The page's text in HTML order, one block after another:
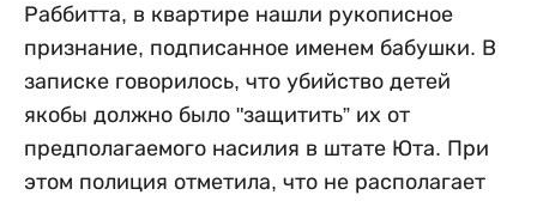
Раббитта, в квартире нашли рукописное
признание, подписанное именем бабушки. В
записке говорилось, что убийство детей
якобы должно было "защитить” их от
предполагаемого насилия в штате Юта. При
этом полиция отметила, что не располагает